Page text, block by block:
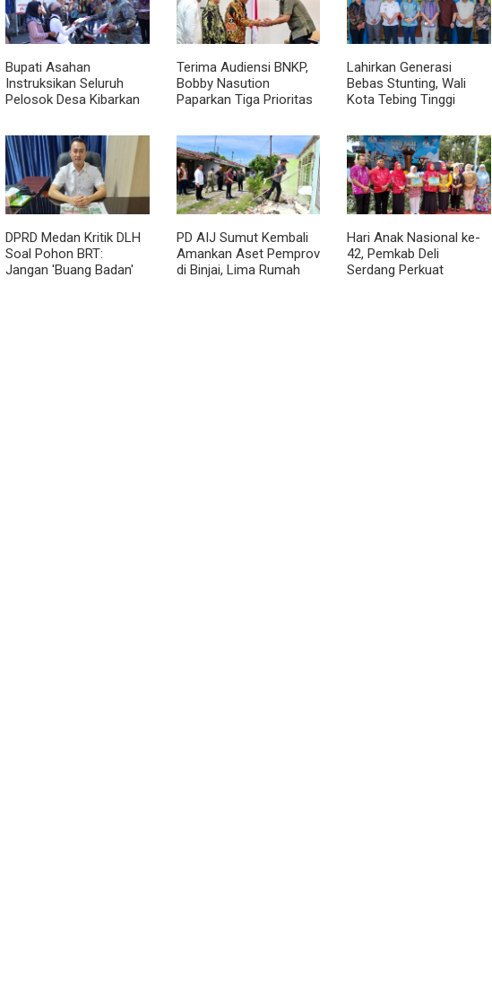
Bupati Asahan
Instruksikan Seluruh
Pelosok Desa Kibarkan
Agustus
Terima Audiensi BNKP,
Bobby Nasution
Paparkan Tiga Prioritas
Kepulauan Nias
Lahirkan Generasi
Bebas Stunting, Wali
Kota Tebing Tinggi
SP3 Catin
DPRD Medan Kritik DLH
Soal Pohon BRT:
Jangan 'Buang Badan'
PD AIJ Sumut Kembali
Amankan Aset Pemprov
di Binjai, Lima Rumah
Hari Anak Nasional ke-
42, Pemkab Deli
Serdang Perkuat